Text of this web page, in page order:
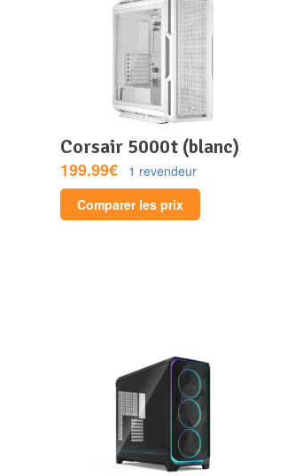
corsair 5000t (blanc)
199.99€
1 revendeur
Comparer les prix